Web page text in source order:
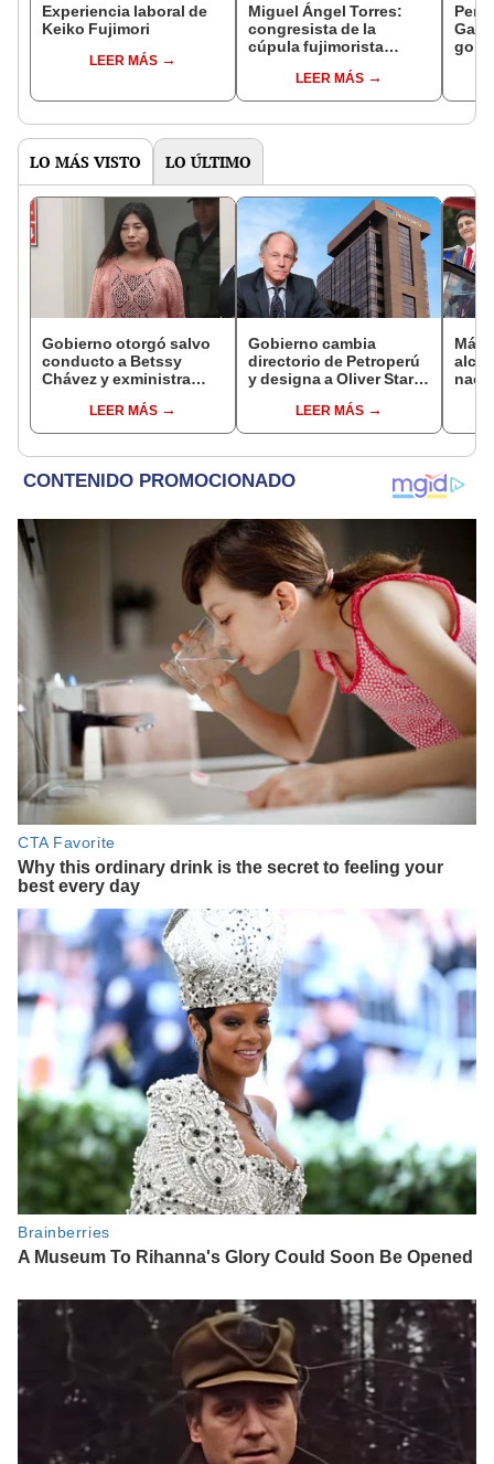
Experiencia laboral de
Keiko Fujimori
LEER MÁS
Miguel Ángel Torres:
congresista de la
cúpula fujimorista
del SenadoLEER MÁS
LO MÁS VISTO LO ÚLTIMO
Gobierno otorgó salvo
conducto a Betssy
Chávez y exministra
madrugadaLEER MÁS
Gobierno cambia
directorio de Petroperú
y designa a Oliver Stark
empresa estatal
LEER MÁS
Más